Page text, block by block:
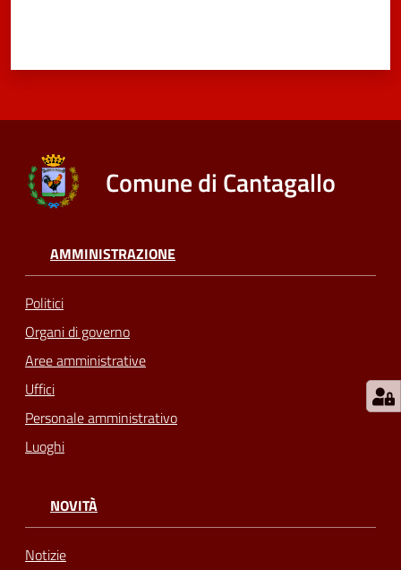
Comune di Cantagallo
AMMINISTRAZIONE
Politici
Organi di governo
Aree amministrative
Uffici
Personale amministrativo
Luoghi
NOVITÀ
Notizie